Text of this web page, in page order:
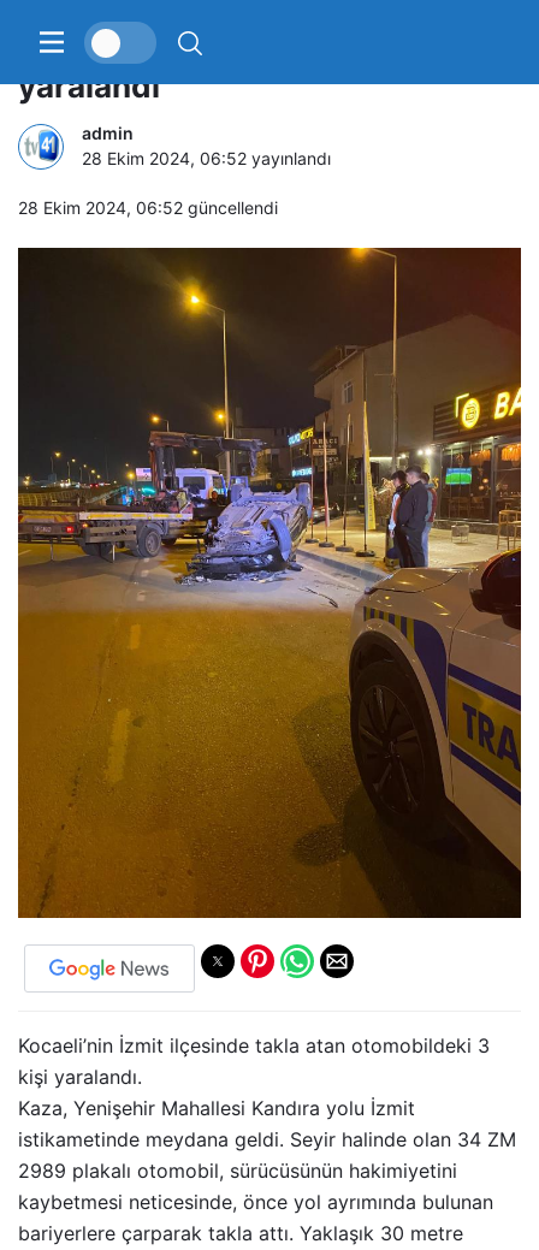
Takla atan otomobildeki 3 kişi
yaralandı
admin
28 Ekim 2024, 06:52 yayınlandı
28 Ekim 2024, 06:52 güncellendi
Kocaeli’nin İzmit ilçesinde takla atan otomobildeki 3
kişi yaralandı.
Kaza, Yenişehir Mahallesi Kandıra yolu İzmit
istikametinde meydana geldi. Seyir halinde olan 34 ZM
2989 plakalı otomobil, sürücüsünün hakimiyetini
kaybetmesi neticesinde, önce yol ayrımında bulunan
bariyerlere çarparak takla attı. Yaklaşık 30 metre